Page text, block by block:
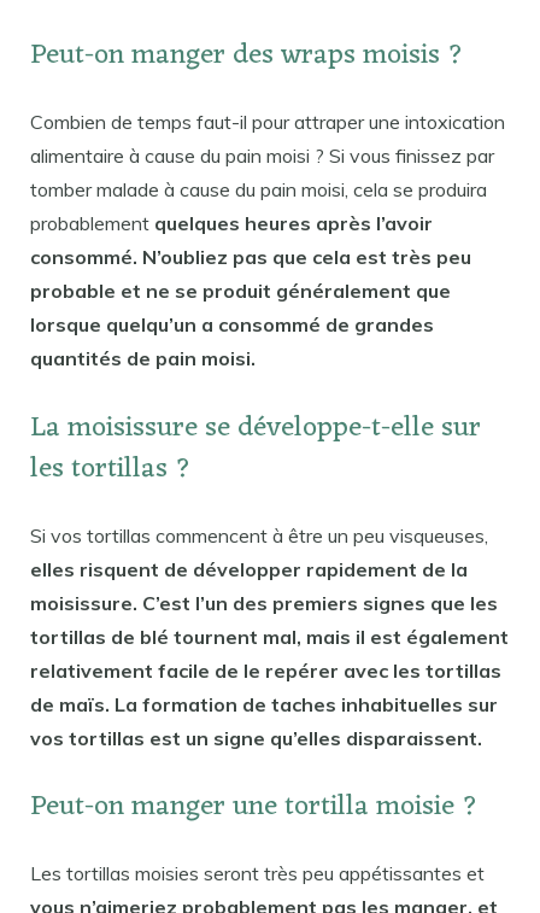
Peut-on manger des wraps moisis ?
Combien de temps faut-il pour attraper une intoxication
alimentaire à cause du pain moisi ? Si vous finissez par
tomber malade à cause du pain moisi, cela se produira
probablement quelques heures après l’avoir
consommé. N’oubliez pas que cela est très peu
probable et ne se produit généralement que
lorsque quelqu’un a consommé de grandes
quantités de pain moisi.
La moisissure se développe-t-elle sur
les tortillas ?
Si vos tortillas commencent à être un peu visqueuses,
elles risquent de développer rapidement de la
moisissure. C’est l’un des premiers signes que les
tortillas de blé tournent mal, mais il est également
relativement facile de le repérer avec les tortillas
de maïs. La formation de taches inhabituelles sur
vos tortillas est un signe qu’elles disparaissent.
Peut-on manger une tortilla moisie ?
Les tortillas moisies seront très peu appétissantes et
vous n’aimeriez probablement pas les manger, et